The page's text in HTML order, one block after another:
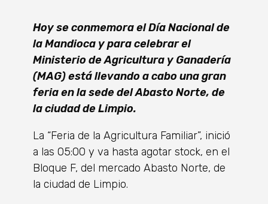
Hoy se conmemora el Día Nacional de
la Mandioca y para celebrar el
Ministerio de Agricultura y Ganadería
(MAG) está llevando a cabo una gran
feria en la sede del Abasto Norte, de
la ciudad de Limpio.
La “Feria de la Agricultura Familiar”, inició
a las 05:00 y va hasta agotar stock, en el
Bloque F, del mercado Abasto Norte, de
la ciudad de Limpio.